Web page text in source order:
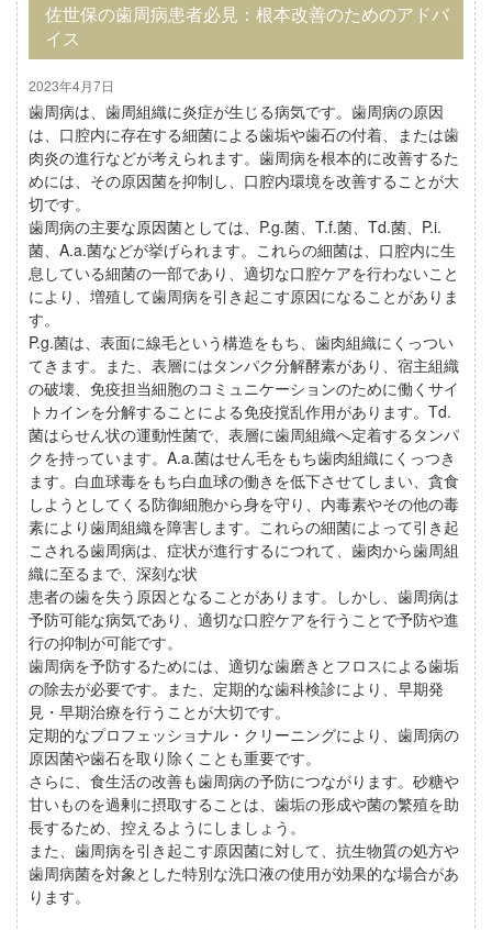
佐世保の歯周病患者必見：根本改善のためのアドバ
イス
2023年4月7日
歯周病は、歯周組織に炎症が生じる病気です。歯周病の原因
は、口腔内に存在する細菌による歯垢や歯石の付着、または歯
肉炎の進行などが考えられます。歯周病を根本的に改善するた
めには、その原因菌を抑制し、口腔内環境を改善することが大
切です。
歯周病の主要な原因菌としては、P.g.菌、T.f.菌、Td.菌、P.i.
菌、A.a.菌などが挙げられます。これらの細菌は、口腔内に生
息している細菌の一部であり、適切な口腔ケアを行わないこと
により、増殖して歯周病を引き起こす原因になることがありま
す。
P.g.菌は、表面に線毛という構造をもち、歯肉組織にくっつい
てきます。また、表層にはタンパク分解酵素があり、宿主組織
の破壊、免疫担当細胞のコミュニケーションのために働くサイ
トカインを分解することによる免疫撹乱作用があります。Td.
菌はらせん状の運動性菌で、表層に歯周組織へ定着するタンパ
クを持っています。A.a.菌はせん毛をもち歯肉組織にくっつき
ます。白血球毒をもち白血球の働きを低下させてしまい、貪食
しようとしてくる防御細胞から身を守り、内毒素やその他の毒
素により歯周組織を障害します。これらの細菌によって引き起
こされる歯周病は、症状が進行するにつれて、歯肉から歯周組
織に至るまで、深刻な状
患者の歯を失う原因となることがあります。しかし、歯周病は
予防可能な病気であり、適切な口腔ケアを行うことで予防や進
行の抑制が可能です。
歯周病を予防するためには、適切な歯磨きとフロスによる歯垢
の除去が必要です。また、定期的な歯科検診により、早期発
見・早期治療を行うことが大切です。
定期的なプロフェッショナル・クリーニングにより、歯周病の
原因菌や歯石を取り除くことも重要です。
さらに、食生活の改善も歯周病の予防につながります。砂糖や
甘いものを過剰に摂取することは、歯垢の形成や菌の繁殖を助
長するため、控えるようにしましょう。
また、歯周病を引き起こす原因菌に対して、抗生物質の処方や
歯周病菌を対象とした特別な洗口液の使用が効果的な場合があ
ります。